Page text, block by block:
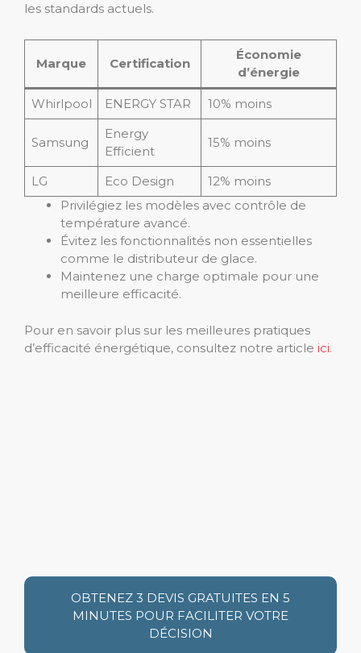
les standards actuels.
Marque Certification
Économie
d’énergie
Whirlpool ENERGY STAR 10% moins
Samsung
Energy
Efficient
15% moins
LG Eco Design
12% moins
Privilégiez les modèles avec contrôle de
température avancé.
Évitez les fonctionnalités non essentielles
comme le distributeur de glace.
Maintenez une charge optimale pour une
meilleure efficacité.
Pour en savoir plus sur les meilleures pratiques
d’efficacité énergétique, consultez notre article ici.
OBTENEZ 3 DEVIS GRATUITES EN 5
MINUTES POUR FACILITER VOTRE
DÉCISION